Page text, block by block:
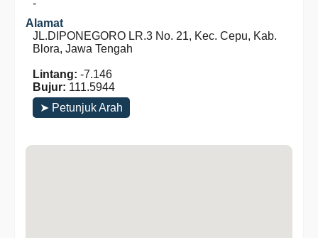
-
Alamat
JL.DIPONEGORO LR.3 No. 21, Kec. Cepu, Kab.
Blora, Jawa Tengah
Lintang: -7.146
Bujur: 111.5944
➤ Petunjuk Arah